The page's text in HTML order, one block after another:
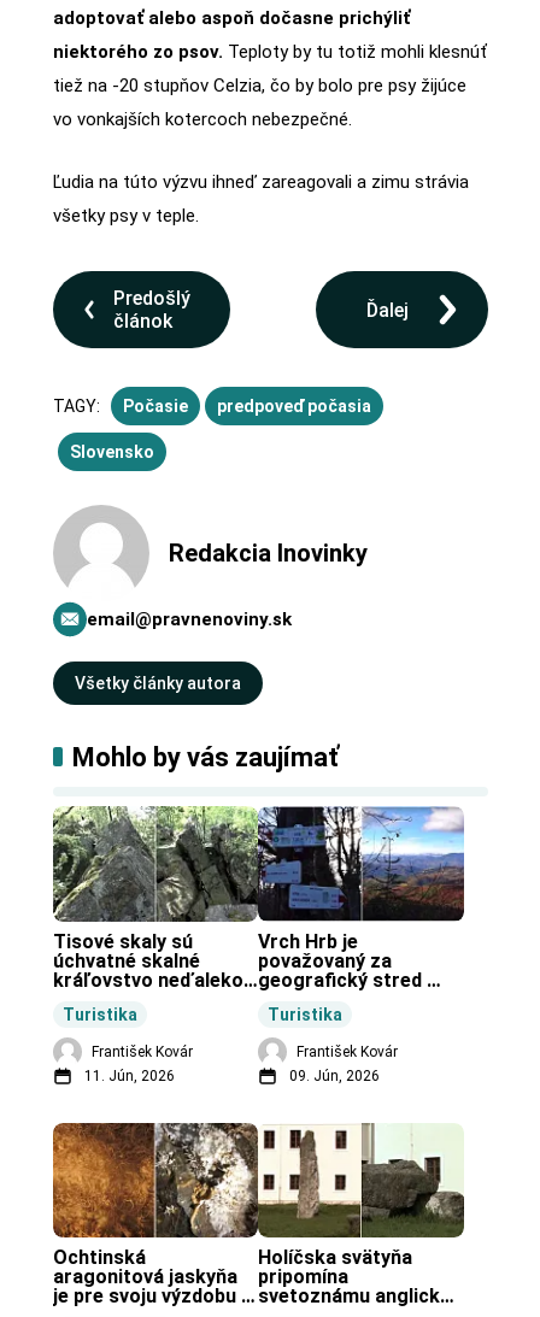
adoptovať alebo aspoň dočasne prichýliť
niektorého zo psov. Teploty by tu totiž mohli klesnúť
tiež na -20 stupňov Celzia, čo by bolo pre psy žijúce
vo vonkajších kotercoch nebezpečné.
Ľudia na túto výzvu ihneď zareagovali a zimu strávia
všetky psy v teple.
Predošlý
článok
Ďalej
TAGY: Počasie predpoveď počasia
Slovensko
Redakcia Inovinky
email@pravnenoviny.sk
Všetky články autora
Mohlo by vás zaujímať
Turistika
Tisové skaly sú
úchvatné skalné
kráľovstvo neďaleko
František Kovár
11. Jún, 2026
Turistika
Vrch Hrb je
považovaný za
geografický stred
František Kovár
09. Jún, 2026
Ochtinská
aragonitová jaskyňa
je pre svoju výzdobu
Holíčska svätyňa
pripomína
svetoznámu anglickú